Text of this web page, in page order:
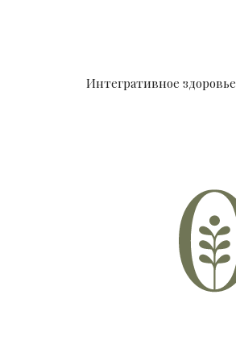
Интегративное здоровье